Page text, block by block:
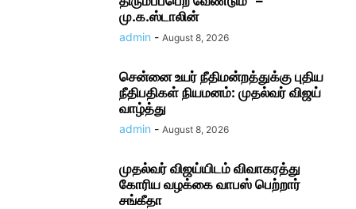
மு.க.ஸ்டாலின்
admin - August 8, 2026
சென்னை உயர் நீதிமன்றத்துக்கு புதிய
நீதிபதிகள் நியமனம்: முதல்வர் விஜய்
வாழ்த்து
admin - August 8, 2026
முதல்வர் விஜய்யிடம் விவாகரத்து
கோரிய வழக்கை வாபஸ் பெற்றார்
சங்கீதா